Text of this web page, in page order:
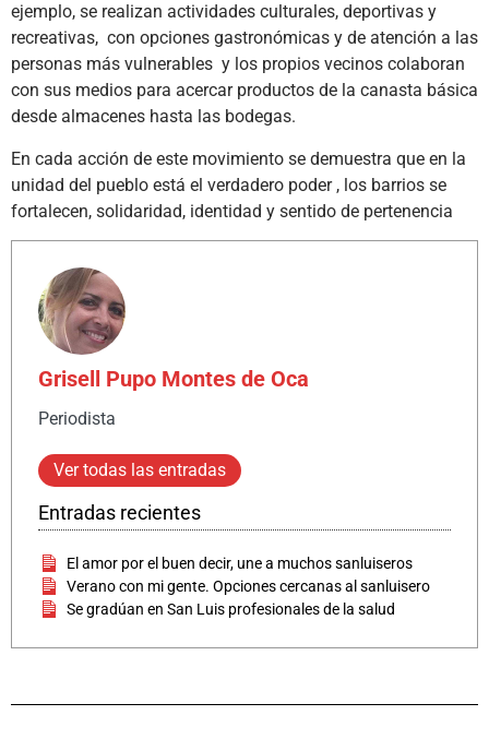
ejemplo, se realizan actividades culturales, deportivas y
recreativas, con opciones gastronómicas y de atención a las
personas más vulnerables y los propios vecinos colaboran
con sus medios para acercar productos de la canasta básica
desde almacenes hasta las bodegas.
En cada acción de este movimiento se demuestra que en la
unidad del pueblo está el verdadero poder , los barrios se
fortalecen, solidaridad, identidad y sentido de pertenencia
Grisell Pupo Montes de Oca
Periodista
Ver todas las entradas
Entradas recientes
El amor por el buen decir, une a muchos sanluiseros
Verano con mi gente. Opciones cercanas al sanluisero
Se gradúan en San Luis profesionales de la salud